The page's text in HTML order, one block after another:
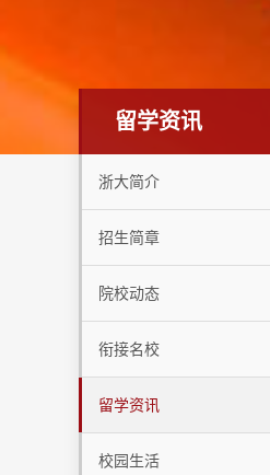
留学资讯
浙大简介
招生简章
院校动态
衔接名校
留学资讯
校园生活